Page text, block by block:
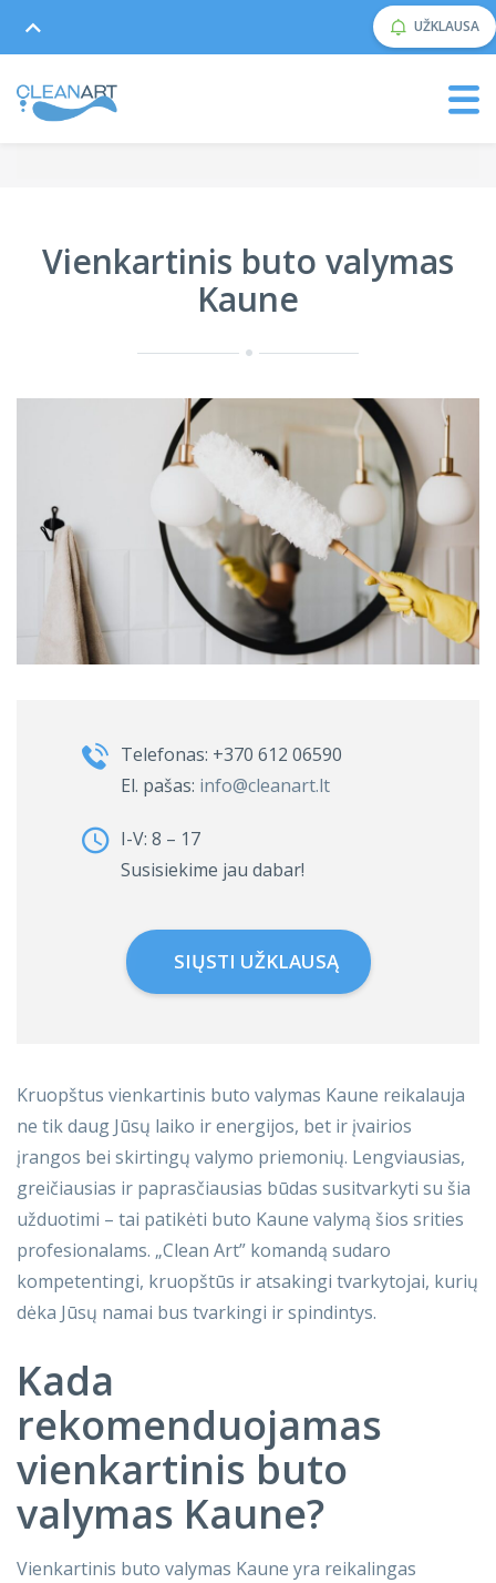
UŽKLAUSA
Vienkartinis buto valymas
Kaune
Telefonas: +370 612 06590
El. pašas: info@cleanart.lt
I-V: 8 – 17
Susisiekime jau dabar!
SIŲSTI UŽKLAUSĄ
Kruopštus vienkartinis buto valymas Kaune reikalauja
ne tik daug Jūsų laiko ir energijos, bet ir įvairios
įrangos bei skirtingų valymo priemonių. Lengviausias,
greičiausias ir paprasčiausias būdas susitvarkyti su šia
užduotimi – tai patikėti buto Kaune valymą šios srities
profesionalams. „Clean Art” komandą sudaro
kompetentingi, kruopštūs ir atsakingi tvarkytojai, kurių
dėka Jūsų namai bus tvarkingi ir spindintys.
Kada
rekomenduojamas
vienkartinis buto
valymas Kaune?
Vienkartinis buto valymas Kaune yra reikalingas